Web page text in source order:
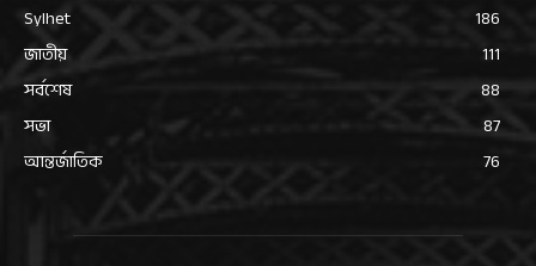
Sylhet
186
জাতীয়
111
সর্বশেষ
88
সভা
87
আন্তর্জাতিক
76